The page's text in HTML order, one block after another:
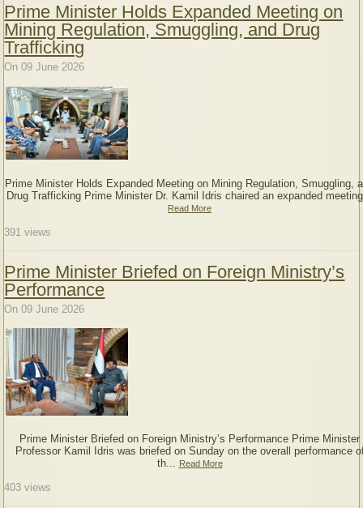
Prime Minister Holds Expanded Meeting on
Mining Regulation, Smuggling, and Drug
Trafficking
On 09 June 2026
Prime Minister Holds Expanded Meeting on Mining Regulation, Smuggling,
Drug Trafficking Prime Minister Dr. Kamil Idris chaired an expanded
Read More
391 views
Prime Minister Briefed on Foreign Ministry’s
Performance
On 09 June 2026
Prime Minister Briefed on Foreign Ministry’s Performance Prime Minister
Professor Kamil Idris was briefed on Sunday on the overall performance
th... Read More
403 views